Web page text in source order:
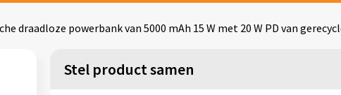
draadloze powerbank van 5000 mAh 15 W met 20 W PD van
Stel product samen